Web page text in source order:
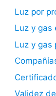
Luz por
Luz y gas
Luz y gas
Validez